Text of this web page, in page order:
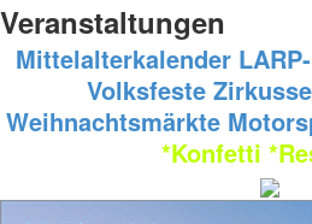
Veranstaltungen
Mittelalterkalender
Volksfeste Zirkusse
Weihnachtsmärkte
*Konfetti